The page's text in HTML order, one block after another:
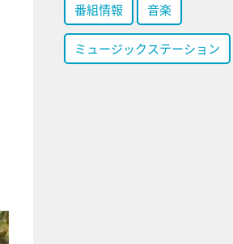
番組情報 音楽
ミュージックステーション